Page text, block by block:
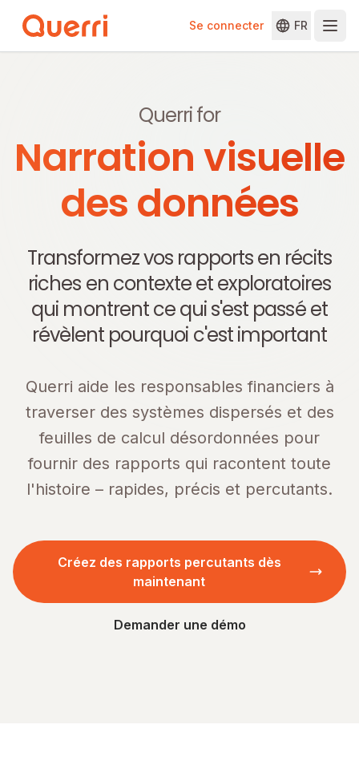
Se connecter FR
Querri for
Narration visuelle
des données
Transformez vos rapports en récits
riches en contexte et exploratoires
qui montrent ce qui s'est passé et
révèlent pourquoi c'est important
Querri aide les responsables financiers à
traverser des systèmes dispersés et des
feuilles de calcul désordonnées pour
fournir des rapports qui racontent toute
l'histoire – rapides, précis et percutants.
Créez des rapports percutants dès
maintenant
Demander une démo